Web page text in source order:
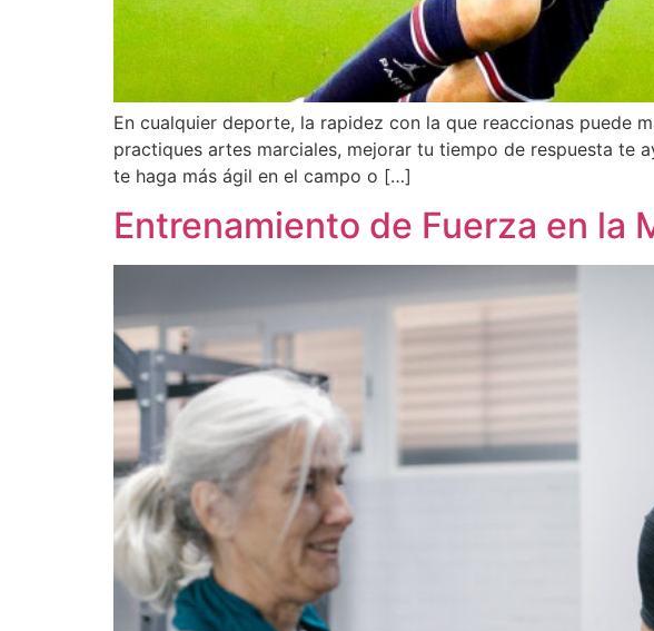
En cualquier deporte, la rapidez con la que reaccionas puede
practiques artes marciales, mejorar tu tiempo de respuesta te
te haga más ágil en el campo o […]
Entrenamiento de Fuerza en la